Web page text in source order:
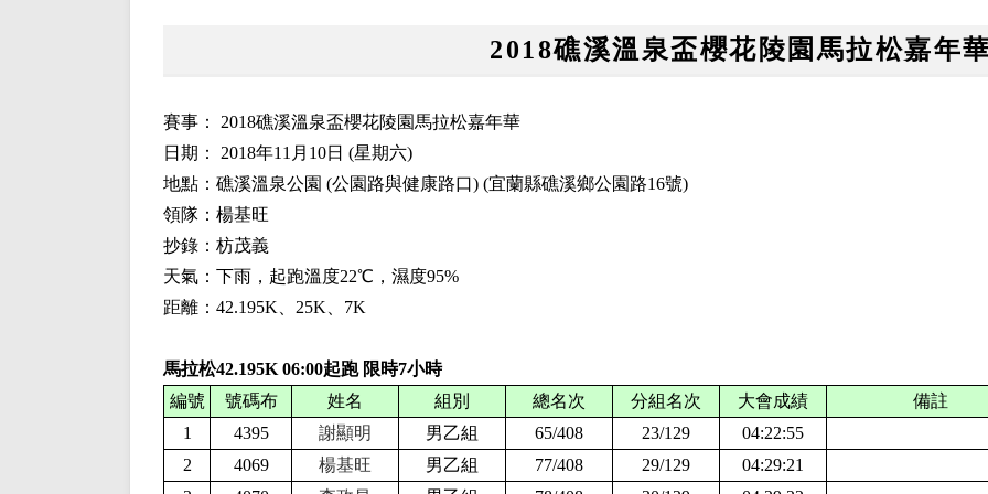
2018礁溪溫泉盃櫻花陵園馬拉松嘉年
賽事： 2018礁溪溫泉盃櫻花陵園馬拉松嘉年華
日期： 2018年11月10日 (星期六)
地點：礁溪溫泉公園 (公園路與健康路口) (宜蘭縣礁溪鄉公園路16號)
領隊：楊基旺
抄錄：枋茂義
天氣：下雨，起跑溫度22℃，濕度95%
距離：42.195K、25K、7K
馬拉松42.195K 06:00起跑 限時7小時
編號
號碼布 姓名 組別 總名次 分組名次 大會成績
備註
1
4395 謝顯明 男乙組 65/408 23/129
04:22:55
2
4069 楊基旺 男乙組 77/408 29/129
04:29:21